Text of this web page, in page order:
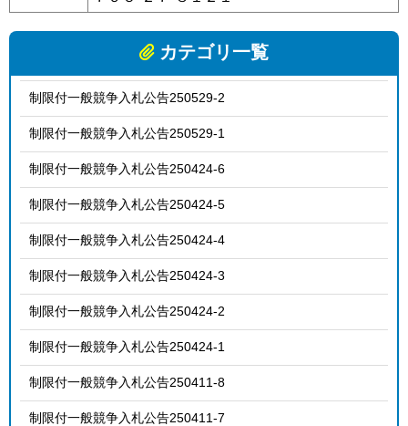
カテゴリ一覧
制限付一般競争入札公告250529-2
制限付一般競争入札公告250529-1
制限付一般競争入札公告250424-6
制限付一般競争入札公告250424-5
制限付一般競争入札公告250424-4
制限付一般競争入札公告250424-3
制限付一般競争入札公告250424-2
制限付一般競争入札公告250424-1
制限付一般競争入札公告250411-8
制限付一般競争入札公告250411-7